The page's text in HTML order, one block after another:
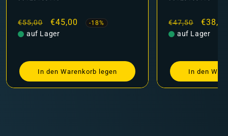
-18%
legen
Normaler
€47,50 Verkaufspreis
-18%
In den Warenkorb legen